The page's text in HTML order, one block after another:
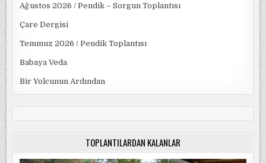
Ağustos 2026 / Pendik – Sorgun Toplantısı
Çare Dergisi
Temmuz 2026 / Pendik Toplantısı
Babaya Veda
Bir Yolcunun Ardından
TOPLANTILARDAN KALANLAR